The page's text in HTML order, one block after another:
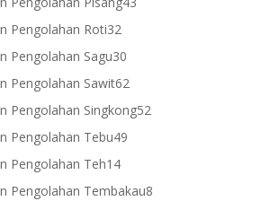
Pengolahan Roti3232
products
Pengolahan Sagu3030
products
Pengolahan Sawit6262
products
Pengolahan Singkong5252
Pengolahan Tebu4949
Pengolahan Teh1414
products
Pengolahan Tembakau88